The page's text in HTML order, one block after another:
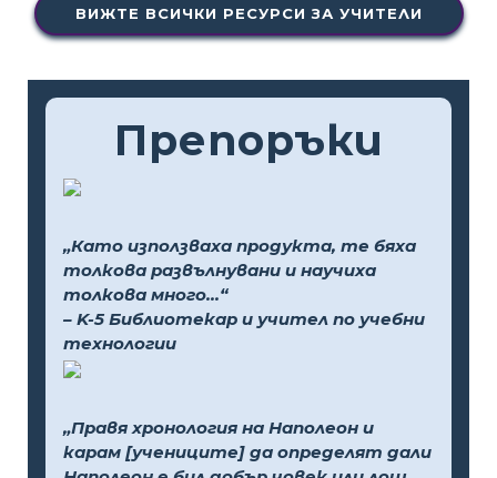
ВИЖТЕ ВСИЧКИ РЕСУРСИ ЗА УЧИТЕЛИ
Препоръки
„Като използваха продукта, те бяха
толкова развълнувани и научиха
толкова много...“
– K-5 Библиотекар и учител по учебни
технологии
„Правя хронология на Наполеон и
карам [учениците] да определят дали